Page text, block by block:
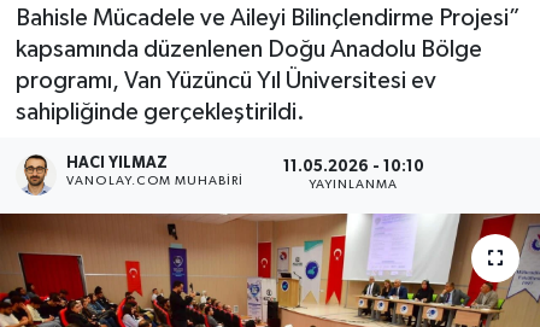
Bahisle Mücadele ve Aileyi Bilinçlendirme Projesi”
kapsamında düzenlenen Doğu Anadolu Bölge
programı, Van Yüzüncü Yıl Üniversitesi ev
sahipliğinde gerçekleştirildi.
HACI YILMAZ
VANOLAY.COM MUHABIRI
11.05.2026 - 10:10
YAYINLANMA
Bilim & Teknoloji
Dünya
RESMİ İLANLAR
Son Dakika Haberleri
Haber Arşivi